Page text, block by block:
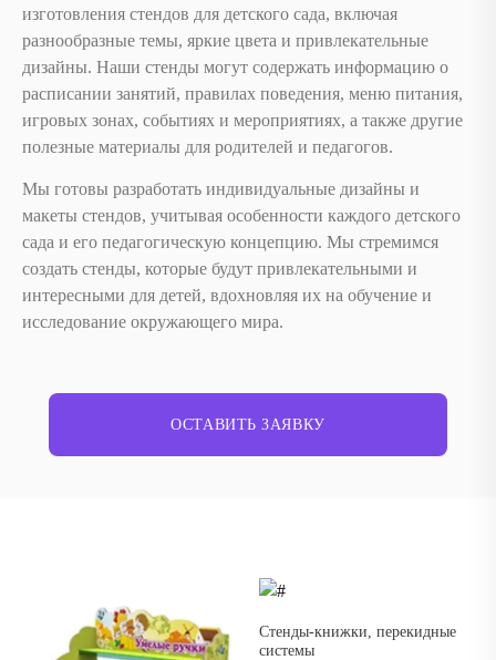
изготовления стендов для детского сада, включая
разнообразные темы, яркие цвета и привлекательные
дизайны. Наши стенды могут содержать информацию о
расписании занятий, правилах поведения, меню питания,
игровых зонах, событиях и мероприятиях, а также другие
полезные материалы для родителей и педагогов.
Мы готовы разработать индивидуальные дизайны и
макеты стендов, учитывая особенности каждого детского
сада и его педагогическую концепцию. Мы стремимся
создать стенды, которые будут привлекательными и
интересными для детей, вдохновляя их на обучение и
исследование окружающего мира.
ОСТАВИТЬ ЗАЯВКУ
Стенды-книжки, перекидные
системы